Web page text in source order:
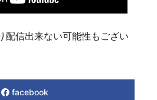
配信出来ない可能性もござい
facebook